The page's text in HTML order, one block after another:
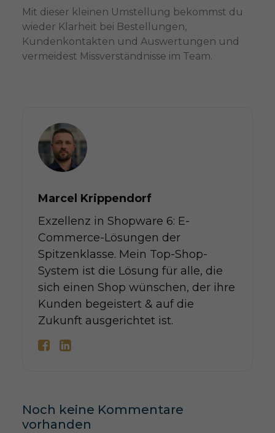
Mit dieser kleinen Umstellung bekommst du
wieder Klarheit bei Bestellungen,
Kundenkontakten und Auswertungen und
vermeidest Missverständnisse im Team.
Marcel Krippendorf
Exzellenz in Shopware 6: E-
Commerce-Lösungen der
Spitzenklasse. Mein Top-Shop-
System ist die Lösung für alle, die
sich einen Shop wünschen, der ihre
Kunden begeistert & auf die
Zukunft ausgerichtet ist.
Noch keine Kommentare
vorhanden